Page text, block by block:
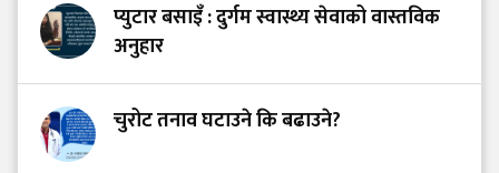
प्युटार बसाइँ : दुर्गम स्वास्थ्य सेवाको वास्तविक
अनुहार
चुरोट तनाव घटाउने कि बढाउने?